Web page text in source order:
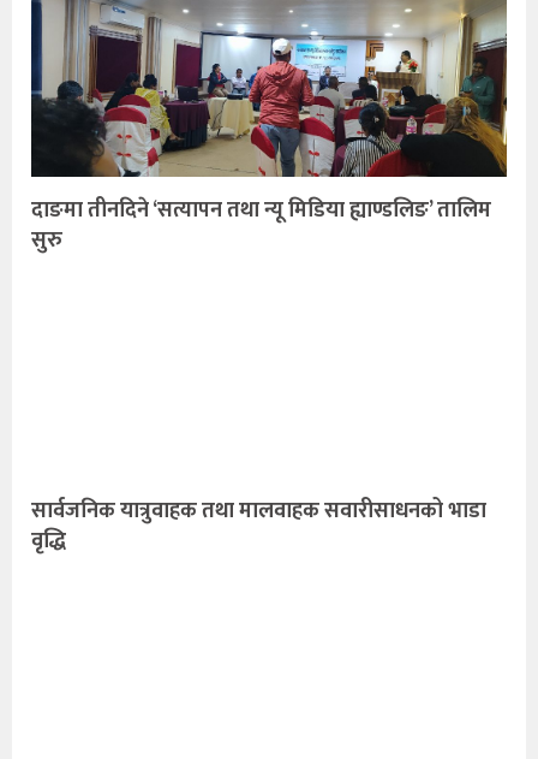
दाङमा तीनदिने ‘सत्यापन तथा न्यू मिडिया ह्याण्डलिङ’ तालिम
सुरु
सार्वजनिक यात्रुवाहक तथा मालवाहक सवारीसाधनको भाडा
वृद्धि